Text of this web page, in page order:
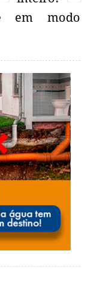
em modo